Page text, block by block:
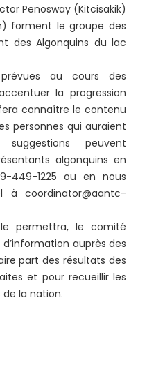
Penosway (Kitcisakik)
forment le groupe des
des Algonquins du lac
au cours des
la progression
connaître le contenu
personnes qui auraient
peuvent
algonquins en
449-1225 ou en nous
à coordinator@aantc-
le comité
auprès des
part des résultats des
et pour recueillir les
la nation.